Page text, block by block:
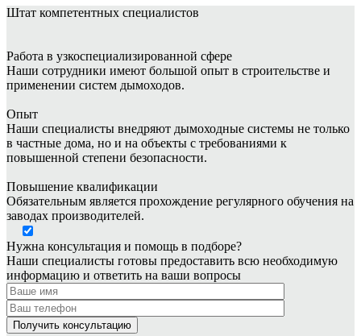
Штат компетентных специалистов
Работа в узкоспециализированной сфере
Наши сотрудники имеют большой опыт в строительстве и
применении систем дымоходов.
Опыт
Наши специалисты внедряют дымоходные системы не только
в частные дома, но и на объекты с требованиями к
повышенной степени безопасности.
Повышение квалификации
Обязательным является прохождение регулярного обучения на
заводах производителей.
Нужна консультация и помощь в подборе?
Наши специалисты готовы предоставить всю необходимую
информацию и ответить на ваши вопросы